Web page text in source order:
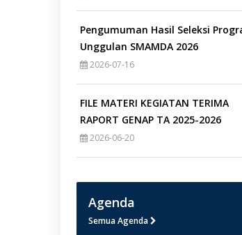
Pengumuman Hasil Seleksi
Unggulan SMAMDA 2026
2026-07-16
FILE MATERI KEGIATAN TERIMA
RAPORT GENAP TA 2025-2026
2026-06-20
Agenda
Semua Agenda